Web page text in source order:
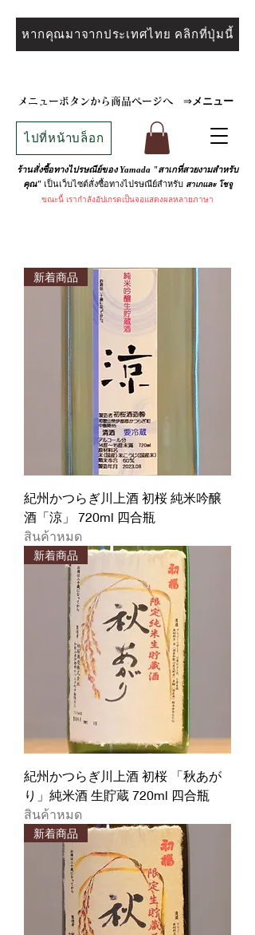
หากคุณมาจากประเทศไทย คลิกที่ปุ่มนี้
メニューボタンから商品ページへ ⇒ メニュー
ไปที่หน้าบล็อก
ร้านสั่งซื้อทางไปรษณีย์ของ Yamada "สาเกที่สวยงามสำหรับ
คุณ"เป็นเว็บไซต์สั่งซื้อทางไปรษณีย์สำหรับ สาเกและ โชจู
ขณะนี้ เรากำลังอัปเกรดเป็นจอแสดงผลหลายภาษา
新着商品
紀州かつらぎ川上酒 初桜 純米吟醸
酒「涼」 720ml 四合瓶
สินค้าหมด
新着商品
紀州かつらぎ川上酒 初桜 「秋あが
り」純米酒 生貯蔵 720ml 四合瓶
สินค้าหมด
新着商品